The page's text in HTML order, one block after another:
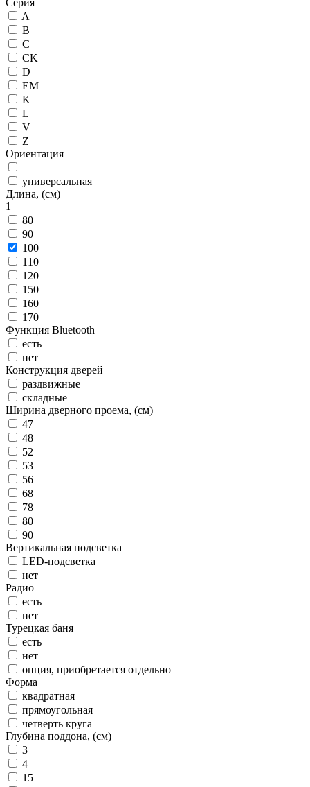
A
B
C
CK
D
EM
K
L
V
Z
Ориентация
универсальная
Длина, (см)
1
80
90
100
110
120
150
160
170
Функция Bluetooth
есть
нет
Конструкция дверей
раздвижные
складные
Ширина дверного проема, (см)
47
48
52
53
56
68
78
80
90
Вертикальная подсветка
LED-подсветка
нет
Радио
есть
нет
Турецкая баня
есть
нет
опция, приобретается отдельно
Форма
квадратная
прямоугольная
четверть круга
Глубина поддона, (см)
3
4
15